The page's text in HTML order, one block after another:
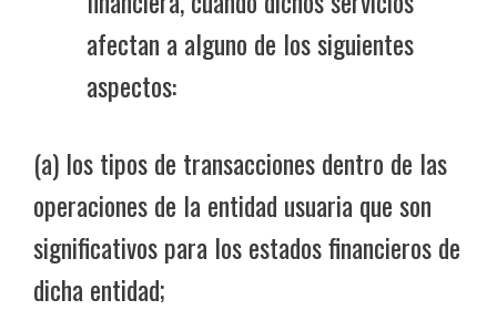
afectan a alguno de los siguientes
aspectos:
(a) los tipos de transacciones dentro de las
operaciones de la entidad usuaria que son
significativos para los estados financieros de
dicha entidad;